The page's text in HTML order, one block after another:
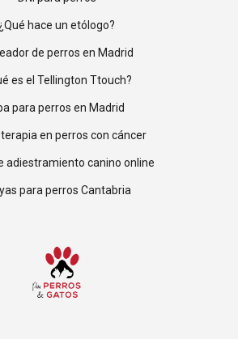
¿Qué hace un etólogo?
de perros en Madrid
es el Tellington Ttouch?
para perros en Madrid
en perros con cáncer
adiestramiento canino online
para perros Cantabria